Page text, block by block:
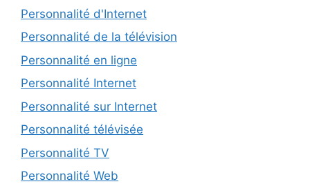
Personnalité d'Internet
Personnalité de la télévision
Personnalité en ligne
Personnalité Internet
Personnalité sur Internet
Personnalité télévisée
Personnalité TV
Personnalité Web